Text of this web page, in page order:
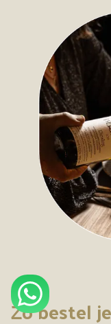
Zo bestel